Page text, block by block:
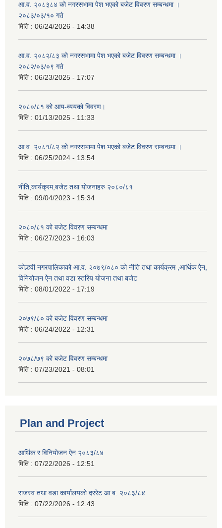
आ.व. २०८३८४ को नगरसभामा पेश भएको बजेट विवरण सम्बन्धमा ।
२०८३/०३/१० गते
मिति : 06/24/2026 - 14:38
आ.व. २०८२/८३ को नगरसभामा पेश भएको बजेट विवरण सम्बन्धमा ।
२०८२/०३/०९ गते
मिति : 06/23/2025 - 17:07
२०८०/८१ को आय-व्ययको विवरण।
मिति : 01/13/2025 - 11:33
आ.व. २०८१/८२ को नगरसभामा पेश भएको बजेट विवरण सम्बन्धमा ।
मिति : 06/25/2024 - 13:54
नीति,कार्यक्रम,बजेट तथा योजनाहरु २०८०/८१
मिति : 09/04/2023 - 15:34
२०८०/८१ को बजेट विवरण सम्बन्धमा
मिति : 06/27/2023 - 16:03
कोल्हवी नगरपालिकाको आ.व. २०७९/०८० को नीति तथा कार्यक्रम ,आर्थिक ऐेन,
विनियोजन ऐेन तथा वडा स्तरिय योजना तथा बजेट
मिति : 08/01/2022 - 17:19
२०७९/८० को बजेट विवरण सम्बन्धमा
मिति : 06/24/2022 - 12:31
२०७८/७९ को बजेट विवरण सम्बन्धमा
मिति : 07/23/2021 - 08:01
Plan and Project
आर्थिक र विनियोजन ऐन २०८३/८४
मिति : 07/22/2026 - 12:51
राजस्व तथा वडा कार्यालयको दररेट आ.ब. २०८३/८४
मिति : 07/22/2026 - 12:43